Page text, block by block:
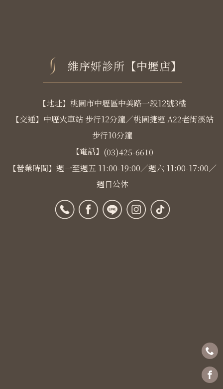
維序妍診所【中壢店】
【地址】桃園市中壢區中美路一段12號3樓
【交通】中壢火車站 步行12分鐘／桃園捷運 A22老街溪站
步行10分鐘
【電話】 (03)425-6610
【營業時間】週一至週五 11:00-19:00／週六 11:00-17:00／
週日公休